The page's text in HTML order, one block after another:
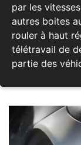
par les
autres boites
rouler à haut
télétravail de
partie des